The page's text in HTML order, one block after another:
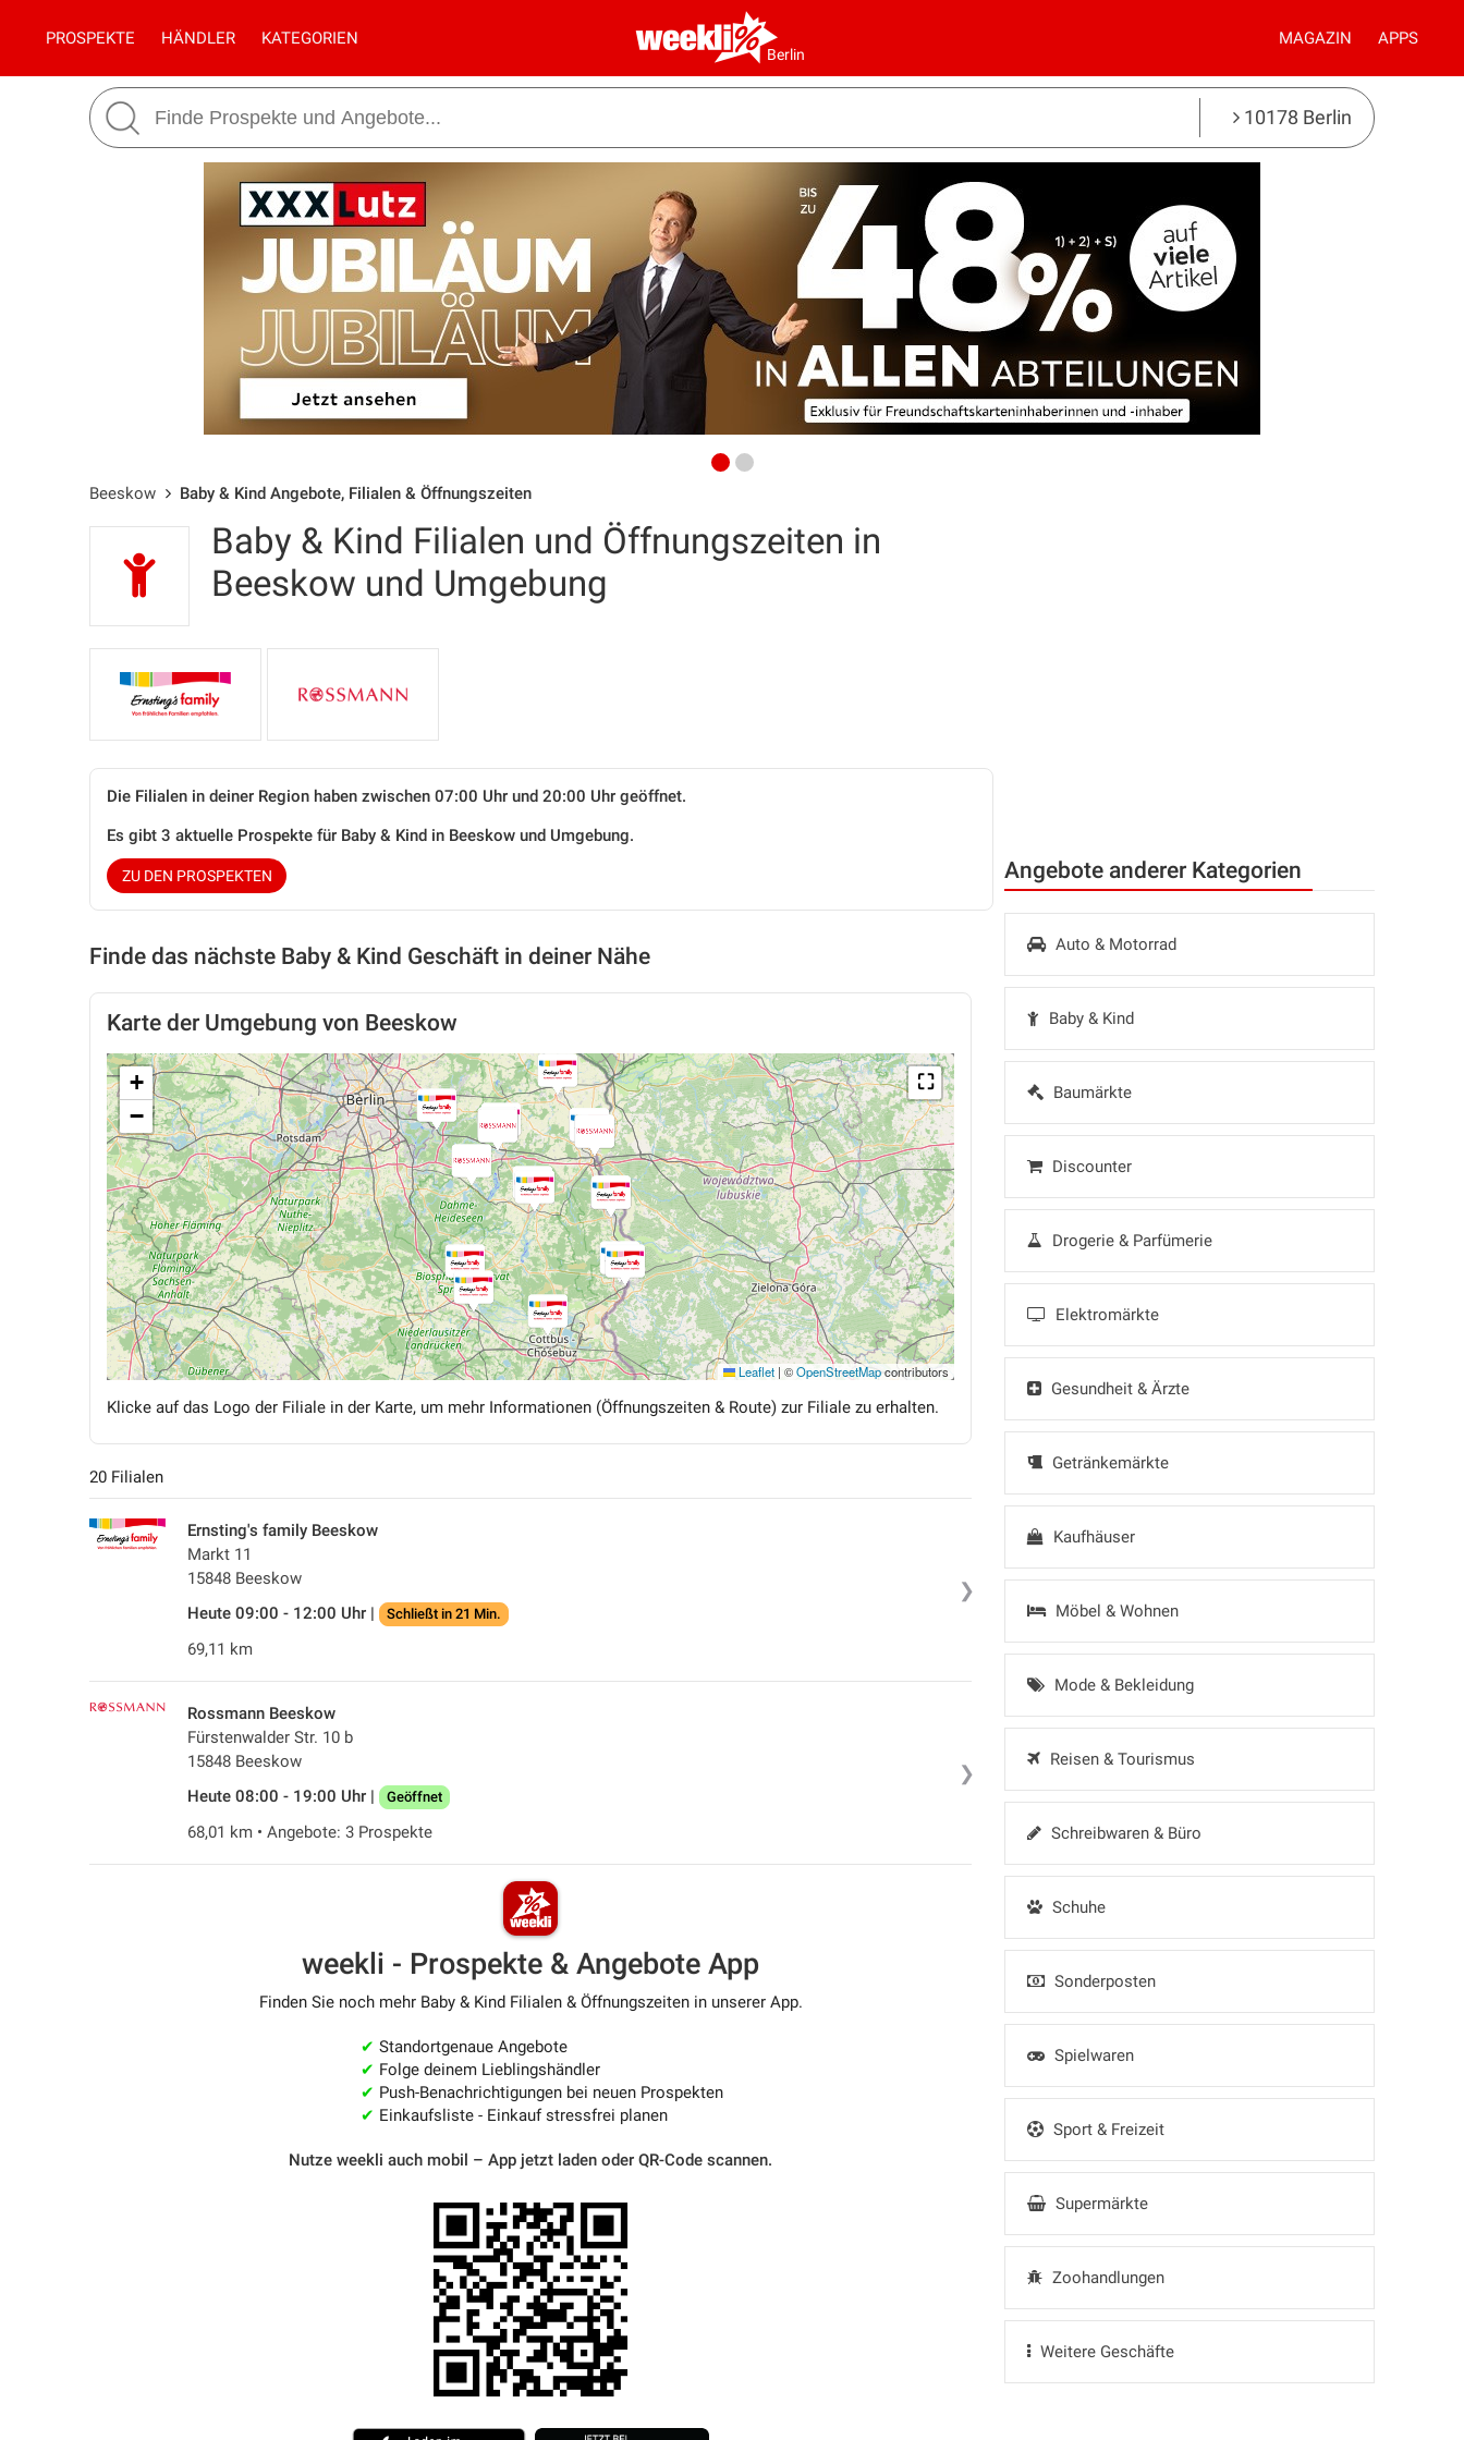
Berlin
PROSPEKTE HÄNDLER KATEGORIEN MAGAZIN APPS
10178 Berlin
Beeskow Baby & Kind Angebote, Filialen & Öffnungszeiten
Angebote anderer Kategorien
Auto & Motorrad
Baby & Kind
Baumärkte
Discounter
Drogerie & Parfümerie
Elektromärkte
Gesundheit & Ärzte
Getränkemärkte
Kaufhäuser
Möbel & Wohnen
Mode & Bekleidung
Reisen & Tourismus
Schreibwaren & Büro
Schuhe
Sonderposten
Spielwaren
Sport & Freizeit
Supermärkte
Zoohandlungen
Weitere Geschäfte
Baby & Kind Filialen und Öffnungszeiten in
Beeskow und Umgebung
Die Filialen in deiner Region haben zwischen 07:00 Uhr und 20:00 Uhr geöffnet.
Es gibt 3 aktuelle Prospekte für Baby & Kind in Beeskow und Umgebung.
ZU DEN PROSPEKTEN
Finde das nächste Baby & Kind Geschäft in deiner Nähe
Karte der Umgebung von Beeskow
⛶
+
−
Leaflet | ©OpenStreetMapcontributors
Klicke auf das Logo der Filiale in der Karte, um mehr Informationen (Öffnungszeiten & Route) zur Filiale zu erhalten.
20 Filialen
❯
Ernsting's family Beeskow
Markt 11
15848 Beeskow
Heute 09:00 - 12:00 Uhr |
Schließt in 21 Min.
69,11 km
❯
Rossmann Beeskow
Fürstenwalder Str. 10 b
15848 Beeskow
Heute 08:00 - 19:00 Uhr |
Geöffnet
68,01 km • Angebote: 3 Prospekte
weekli - Prospekte & Angebote App
Finden Sie noch mehr Baby & Kind Filialen & Öffnungszeiten in unserer App.
✔ Standortgenaue Angebote
✔ Folge deinem Lieblingshändler
✔ Push-Benachrichtigungen bei neuen Prospekten
✔ Einkaufsliste - Einkauf stressfrei planen
Nutze weekli auch mobil – App jetzt laden oder QR-Code scannen.